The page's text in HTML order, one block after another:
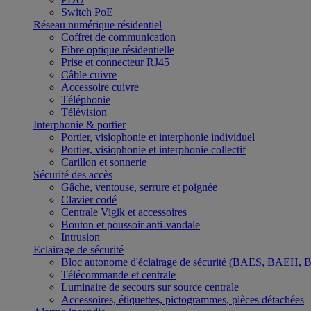
Switch PoE
Réseau numérique résidentiel
Coffret de communication
Fibre optique résidentielle
Prise et connecteur RJ45
Câble cuivre
Accessoire cuivre
Téléphonie
Télévision
Interphonie & portier
Portier, visiophonie et interphonie individuel
Portier, visiophonie et interphonie collectif
Carillon et sonnerie
Sécurité des accès
Gâche, ventouse, serrure et poignée
Clavier codé
Centrale Vigik et accessoires
Bouton et poussoir anti-vandale
Intrusion
Eclairage de sécurité
Bloc autonome d'éclairage de sécurité (BAES,
Télécommande et centrale
Luminaire de secours sur source centrale
Accessoires, étiquettes, pictogrammes, pièces détachées